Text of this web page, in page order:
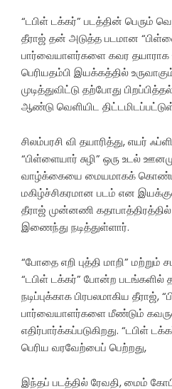
“டபிள் டக்கர்” படத்தின் பெரும்
தீராஜ் தன் அடுத்த படமான
பார்வையாளர்களை கவர
பெரியதம்பி இயக்கத்தில்
முடித்துவிட்டு தற்போது
ஆண்டு வெளியிட
சிலம்பரசி வி தயாரித்து, எயர்
“பிள்ளையார் சுழி” ஒரு உடல்
வாழ்க்கையை மையமாகக் கொண்ட
மகிழ்ச்சிகரமான படம் என
தீராஜ் முன்னணி
இணைந்து நடித்துள்ளார்.
“போதை எறி புத்தி மாறி”
“டபிள் டக்கர்” போன்ற படங்களில்
நடிப்புக்காக பிரபலமாகிய தீராஜ்,
பார்வையாளர்களை மீண்டும்
எதிர்பார்க்கப்படுகிறது. “டபிள்
பெரிய வரவேற்பைப் பெற்றது,
இந்தப் படத்தில் ரேவதி, மைம்